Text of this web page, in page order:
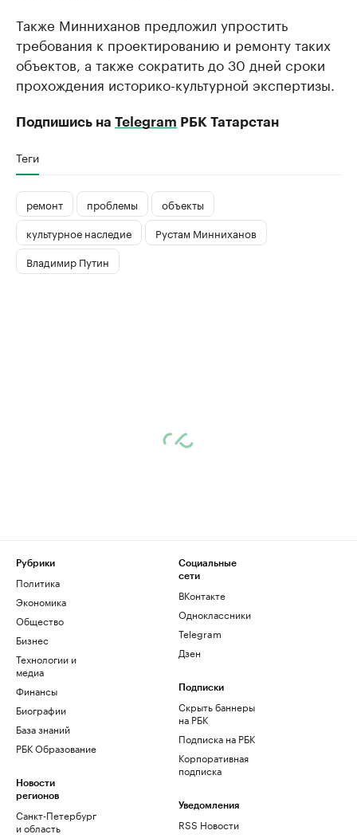
Также Минниханов предложил упростить
требования к проектированию и ремонту таких
объектов, а также сократить до 30 дней сроки
прохождения историко-культурной экспертизы.
Подпишись на Telegram РБК Татарстан
Теги
ремонт проблемы
объекты
культурное наследие
Рустам Минниханов
Владимир Путин
Рубрики
Политика
Экономика
Общество
Бизнес
Технологии и
медиа
Финансы
Биографии
База знаний
РБК Образование
Новости
регионов
Санкт-Петербург
и область
Социальные
сети
ВКонтакте
Одноклассники
Telegram
Дзен
Подписки
Скрыть баннеры
на РБК
Подписка на РБК
Корпоративная
подписка
Уведомления
RSS Новости